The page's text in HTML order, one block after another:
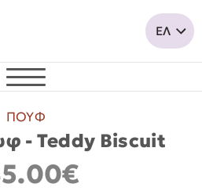
ΠΟΥΦ
- Teddy Biscuit